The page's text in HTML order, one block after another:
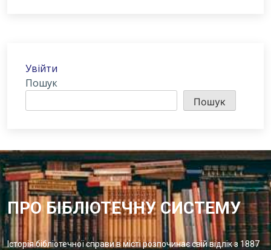
Увійти
Пошук
Пошук
ПРО БІБЛІОТЕЧНУ СИСТЕМУ
Історія бібліотечної справи в місті розпочинає свій відлік з 1887